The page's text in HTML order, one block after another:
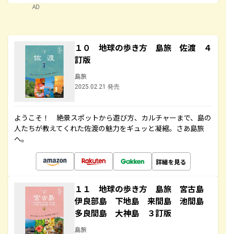
AD
１０ 地球の歩き方 島旅 佐渡 ４
訂版
島旅
2025.02.21 発売
ようこそ！ 絶景スポットから遊び方、カルチャーまで、島の
人たちが教えてくれた佐渡の魅力をギュッと凝縮。さあ島旅
へ。
詳細を見る
１１ 地球の歩き方 島旅 宮古島
伊良部島 下地島 来間島 池間島
多良間島 大神島 ３訂版
島旅